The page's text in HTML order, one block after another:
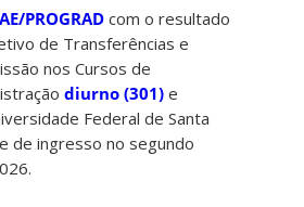
PROGRAD com o resultado
de Transferências e
nos Cursos de
diurno (301) e
Federal de Santa
de ingresso no segundo